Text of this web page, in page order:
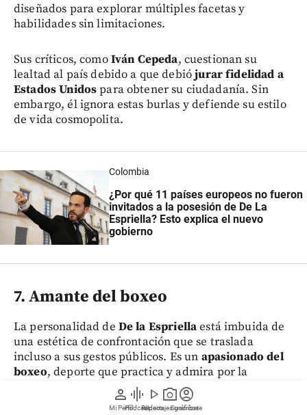
person
Mi Perfil
graphic_eq
Pódcast
play_arrow
Videos
photo_camera
Reportajes gráficos
account_circle
Suscríbete
diseñados para explorar múltiples facetas y
habilidades sin limitaciones.
Sus críticos, comoIván Cepeda, cuestionan su
lealtad al país debido a que debiójurar fidelidad a
Estados Unidospara obtener su ciudadanía. Sin
embargo, él ignora estas burlas y defiende su estilo
de vida cosmopolita.
Colombia
¿Por qué 11 países europeos no fueron
invitados a la posesión de De La
Espriella? Esto explica el nuevo
gobierno
7. Amante del boxeo
La personalidad de De la Espriellaestá imbuida de
una estética de confrontación que se traslada
incluso a sus gestos públicos. Es un apasionado del
boxeo, deporte que practica y admira por la
disciplina y la fuerza que requiere.